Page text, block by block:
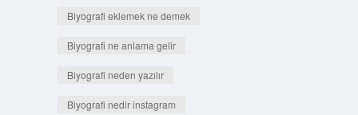
Biyografi eklemek ne demek
Biyografi ne anlama gelir
Biyografi neden yazılır
Biyografi nedir instagram